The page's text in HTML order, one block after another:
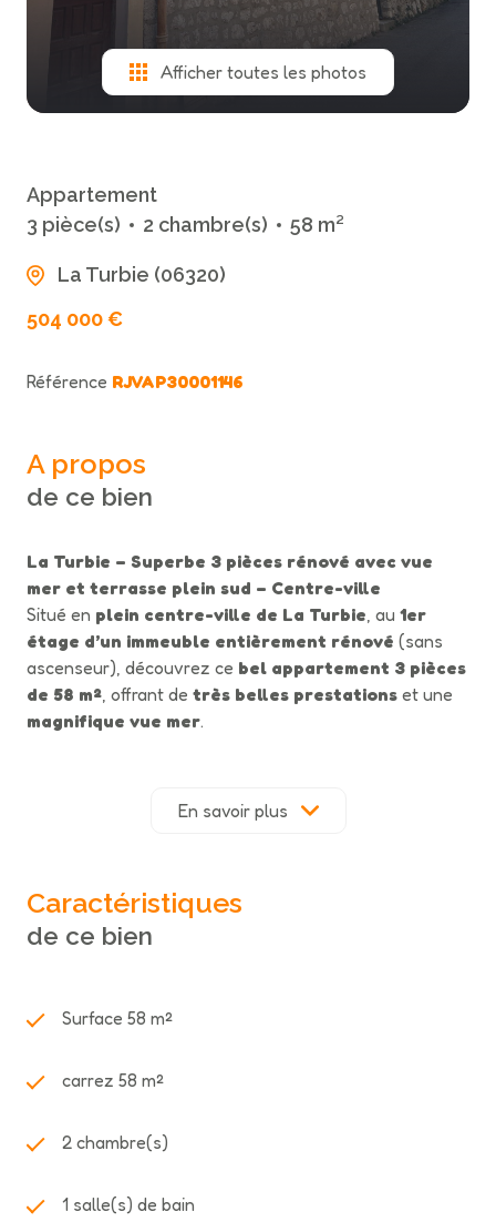
Afficher toutes les photos
Appartement
3 pièce(s)
2 chambre(s) 58 m²
La Turbie (06320)
504 000 €
Référence RJVAP30001146
A propos
de ce bien
La Turbie – Superbe 3 pièces rénové avec vue
mer et terrasse plein sud – Centre-ville
Situé en plein centre-ville de La Turbie, au 1er
étage d’un immeuble entièrement rénové (sans
ascenseur), découvrez ce bel appartement 3 pièces
de 58 m², offrant de très belles prestations et une
magnifique vue mer.
deux chambres confortables.
pièces donnent accès à une belle terrasse
Entièrement rénové avec soin, le bien est
climatiséet bénéficie de la
Atout rare :de nombreux parkings gratuits sont
Un bien clé en main, idéal pour une
locatif.
complète – Parkings gratuits
En savoir plus
Caractéristiques
de ce bien
Surface 58 m²
carrez 58 m²
2 chambre(s)
1 salle(s) de bain